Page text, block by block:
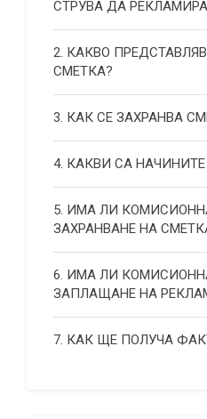
СТРУВА ДА
2. КАКВО
СМЕТКА?
3. КАК СЕ ЗАХРАНВА
4. КАКВИ СА
5. ИМА ЛИ
ЗАХРАНВАНЕ НА
6. ИМА ЛИ
ЗАПЛАЩАНЕ НА
7. КАК ЩЕ ПОЛУЧА